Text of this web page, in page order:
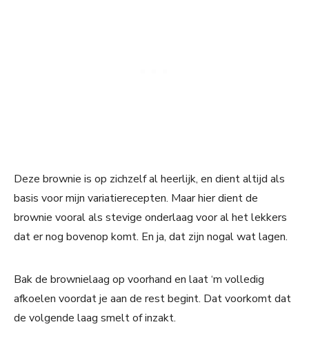
Deze brownie is op zichzelf al heerlijk, en dient altijd als
basis voor mijn variatierecepten. Maar hier dient de
brownie vooral als stevige onderlaag voor al het lekkers
dat er nog bovenop komt. En ja, dat zijn nogal wat lagen.
Bak de brownielaag op voorhand en laat ‘m volledig
afkoelen voordat je aan de rest begint. Dat voorkomt dat
de volgende laag smelt of inzakt.